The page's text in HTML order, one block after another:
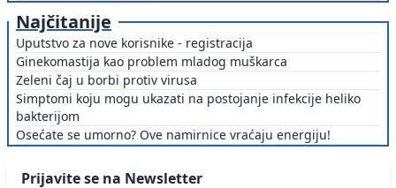
Najčitanije
Uputstvo za nove korisnike - registracija
Ginekomastija kao problem mladog muškarca
Zeleni čaj u borbi protiv virusa
Simptomi koju mogu ukazati na postojanje infekcije heliko
bakterijom
Osećate se umorno? Ove namirnice vraćaju energiju!
Prijavite se na Newsletter